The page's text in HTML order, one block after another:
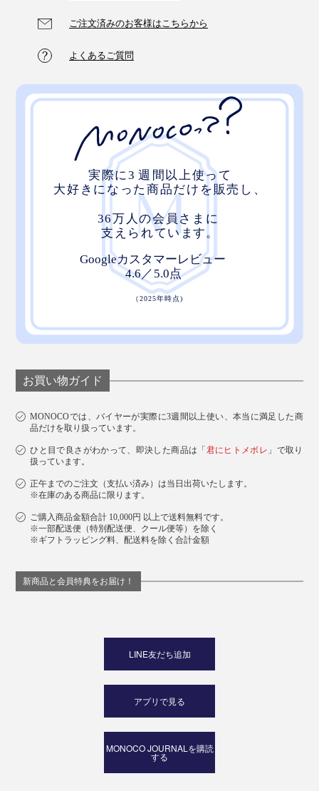
ご注文済みのお客様はこちらから
よくあるご質問
お買い物ガイド
MONOCOでは、バイヤーが実際に3週間以上使い、本当に満足した商
品だけを取り扱っています。
ひと目で良さがわかって、即決した商品は「 君にヒトメボレ 」で取り
扱っています。
正午までのご注文（支払い済み）は当日出荷いたします。
※在庫のある商品に限ります。
ご購入商品金額合計 10,000円 以上で送料無料です。
※一部配送便（特別配送便、クール便等）を除く
※ギフトラッピング料、配送料を除く合計金額
新商品と会員特典をお届け！
LINE友だち追加
アプリで見る
MONOCO JOURNALを購読
する